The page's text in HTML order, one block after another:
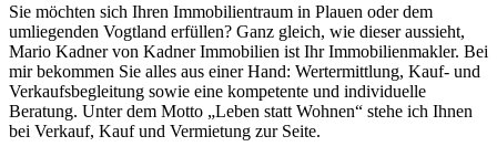
Sie möchten sich Ihren Immobilientraum in Plauen oder dem
umliegenden Vogtland erfüllen? Ganz gleich, wie dieser aussieht,
Mario Kadner von Kadner Immobilien ist Ihr Immobilienmakler. Bei
mir bekommen Sie alles aus einer Hand: Wertermittlung, Kauf- und
Verkaufsbegleitung sowie eine kompetente und individuelle
Beratung. Unter dem Motto „Leben statt Wohnen“ stehe ich Ihnen
bei Verkauf, Kauf und Vermietung zur Seite.